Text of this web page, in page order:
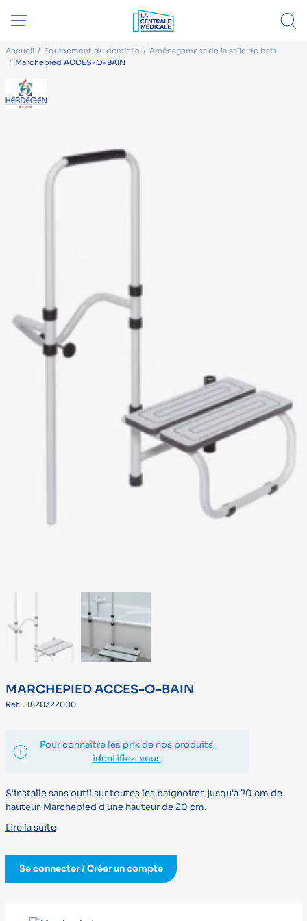
Accueil Équipement du domicile
Aménagement de la salle de bain
Marchepied ACCES-O-BAIN
MARCHEPIED ACCES-O-BAIN
Ref. : 1820322000
Pour connaître les prix de nos produits,
identifiez-vous.
S'installe sans outil sur toutes les baignoires jusqu'à 70 cm de
hauteur. Marchepied d'une hauteur de 20 cm.
Lire la suite
Se connecter / Créer un compte